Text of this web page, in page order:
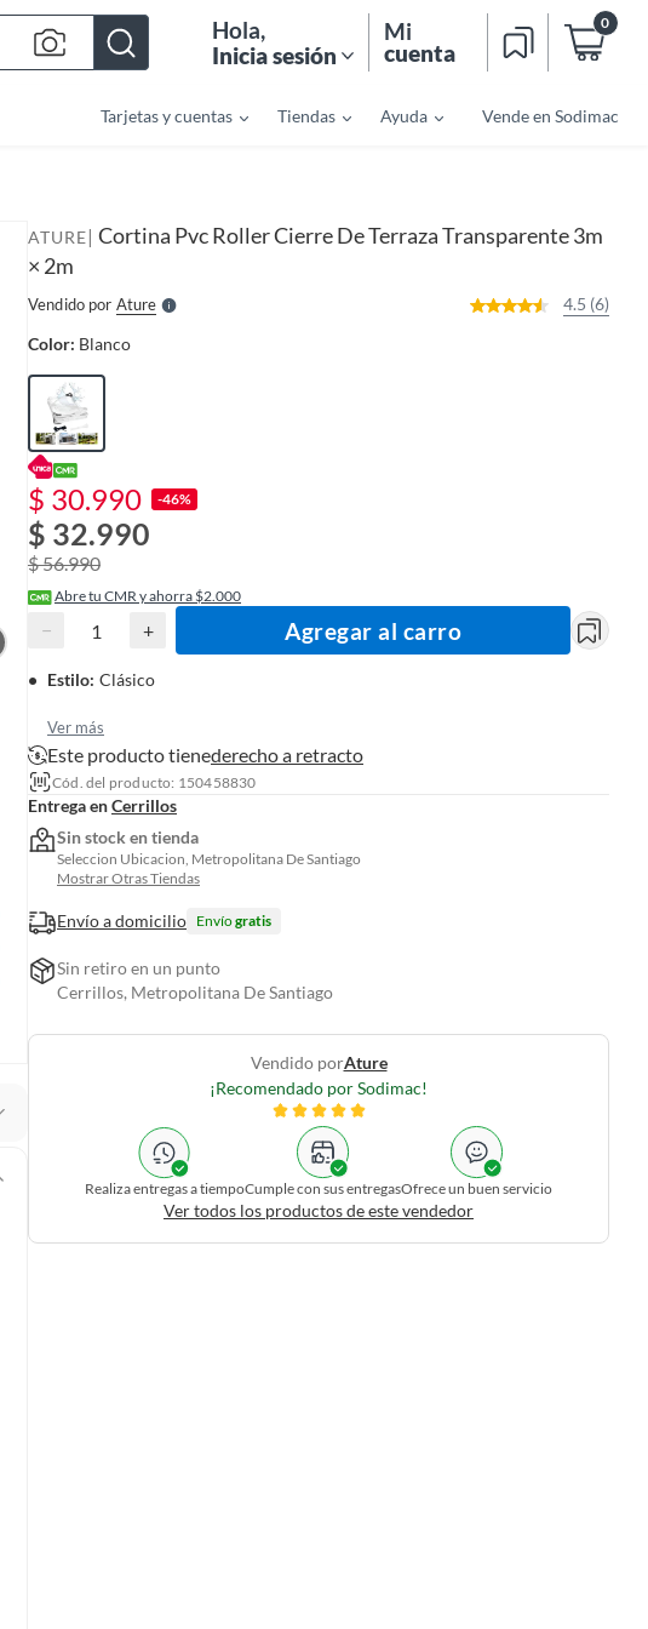
Hola,
Inicia sesión
Mi
cuenta
0
Tarjetas y cuentas Tiendas Ayuda Vende en Sodimac
ATURE| Cortina Pvc Roller Cierre De Terraza Transparente 3m
× 2m
Vendido por AtureS
e
r
4.5 (6)
Color: Blanco
$ 30.990 -46%
$ 32.990
$ 56.990
Abre tu CMR y ahorra $2.000
− + Agregar al carro
Estilo: Clásico
Ver más
Este producto tienederecho a retracto
Cód. del producto: 150458830
Entrega enCerrillos
Sin stock en tienda
Seleccion Ubicacion, Metropolitana De Santiago
Mostrar Otras Tiendas
Envío a domicilio Envíogratis
Sin retiro en un punto
Cerrillos, Metropolitana De Santiago
Vendido porAture
¡Recomendado por Sodimac!
Realiza entregas a tiempoCumple con sus entregasOfrece un buen servicio
Ver todos los productos de este vendedor